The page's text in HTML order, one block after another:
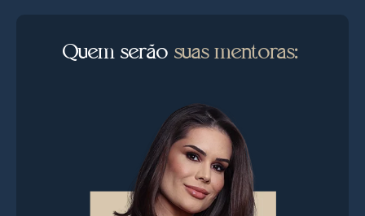
Quem serão suas mentoras: